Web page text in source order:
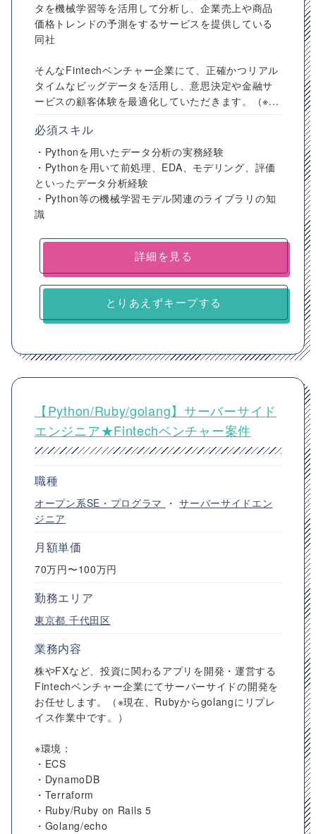
タを機械学習等を活用して分析し、企業売上や商品
価格トレンドの予測をするサービスを提供している
同社
そんなFintechベンチャー企業にて、正確かつリアル
タイムなビッグデータを活用し、意思決定や金融サ
ービスの顧客体験を最適化していただきます。（※...
必須スキル
・Pythonを用いたデータ分析の実務経験
・Pythonを用いて前処理、EDA、モデリング、評価
といったデータ分析経験
・Python等の機械学習モデル関連のライブラリの知
識
詳細を見る
とりあえずキープする
【Python/Ruby/golang】サーバーサイド
エンジニア★Fintechベンチャー案件
職種
オープン系SE・プログラマ ・サーバーサイドエン
ジニア
月額単価
70万円〜100万円
勤務エリア
東京都 千代田区
業務内容
株やFXなど、投資に関わるアプリを開発・運営する
Fintechベンチャー企業にてサーバーサイドの開発を
お任せします。（※現在、Rubyからgolangにリプレ
イス作業中です。）
※環境：
・ECS
・DynamoDB
・Terraform
・Ruby/Ruby on Rails 5
・Golang/echo